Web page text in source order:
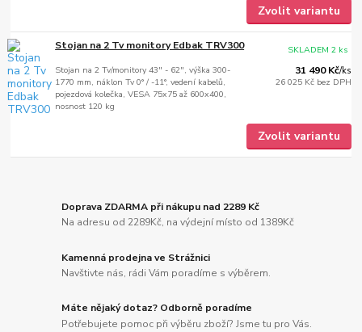
Zvolit variantu
Stojan na 2 Tv monitory Edbak TRV300
Stojan na 2 Tv/monitory 43" - 62", výška 300-
1770 mm, náklon Tv 0° / -11°, vedení kabelů,
pojezdová kolečka, VESA 75x75 až 600x400,
nosnost 120 kg
31 490 Kč/ks
26 025 Kč bez DPH
SKLADEM 2 ks
Zvolit variantu
Doprava ZDARMA při nákupu nad 2289 Kč
Na adresu od 2289Kč, na výdejní místo od 1389Kč
Kamenná prodejna ve Strážnici
Navštivte nás, rádi Vám poradíme s výběrem.
Máte nějaký dotaz? Odborně poradíme
Potřebujete pomoc při výběru zboží? Jsme tu pro Vás.